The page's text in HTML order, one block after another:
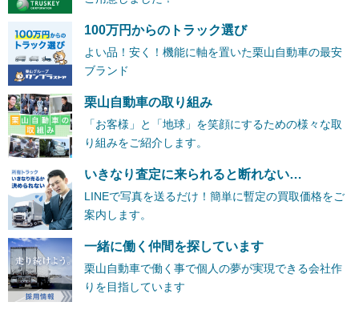
100万円からのトラック選び
よい品！安く！機能に軸を置いた栗山自動車の最安
ブランド
栗山自動車の取り組み
「お客様」と「地球」を笑顔にするための様々な取
り組みをご紹介します。
いきなり査定に来られると断れない…
LINEで写真を送るだけ！簡単に暫定の買取価格をご
案内します。
一緒に働く仲間を探しています
栗山自動車で働く事で個人の夢が実現できる会社作
りを目指しています